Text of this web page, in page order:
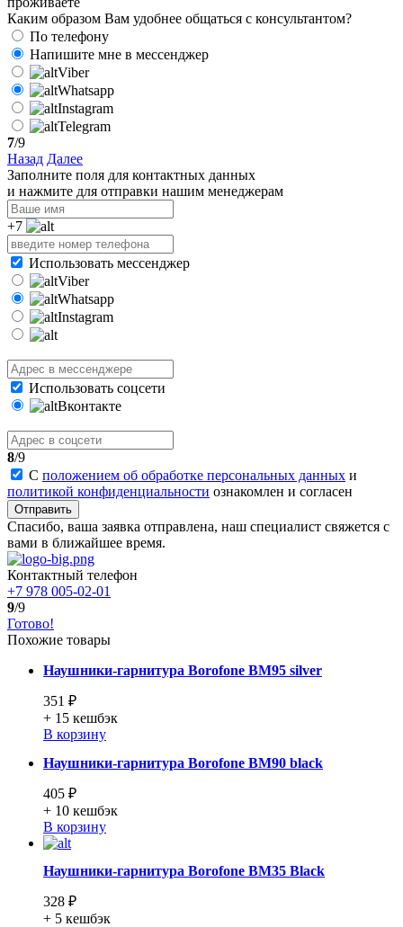
Каким образом Вам удобнее общаться с консультантом?
По телефону
Напишите мне в мессенджер
Viber
Whatsapp
Instagram
Telegram
7/9
Назад Далее
Заполните поля для контактных данных
и нажмите для отправки нашим менеджерам
+7
Использовать мессенджер
Viber
Whatsapp
Instagram
Использовать соцсети
Вконтакте
8/9
С положением об обработке персональных данных и
политикой конфиденциальности ознакомлен и согласен
Отправить
Спасибо, ваша заявка отправлена, наш специалист свяжется с
вами в ближайшее время.
Контактный телефон
+7 978 005-02-01
9/9
Готово!
Похожие товары
Наушники-гарнитура Borofone BM95 silver
351 ₽
+ 15 кешбэк
В корзину
Наушники-гарнитура Borofone BM90 black
405 ₽
+ 10 кешбэк
В корзину
Наушники-гарнитура Borofone BM35 Black
328 ₽
+ 5 кешбэк